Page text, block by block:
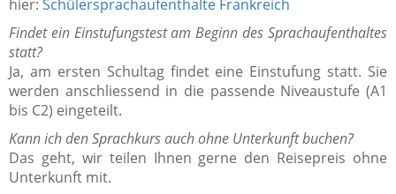
hier: Schülersprachaufenthalte Frankreich
Findet ein Einstufungstest am Beginn des Sprachaufenthaltes
statt?
Ja, am ersten Schultag findet eine Einstufung statt. Sie
werden anschliessend in die passende Niveaustufe (A1
bis C2) eingeteilt.
Kann ich den Sprachkurs auch ohne Unterkunft buchen?
Das geht, wir teilen Ihnen gerne den Reisepreis ohne
Unterkunft mit.